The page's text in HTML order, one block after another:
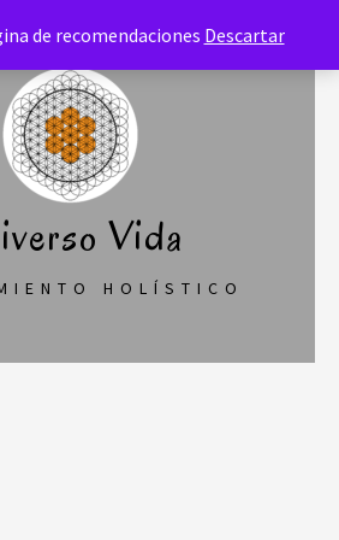
de recomendaciones Descartar
Vida
HOLÍSTICO